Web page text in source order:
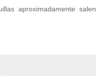
aproximadamente salen